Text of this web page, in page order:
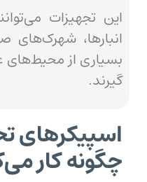
این تجهیزات
انبارها، شهرک‌های
بسیاری از محیط‌های
گیرند.
اسپیکرهای
چگونه کار